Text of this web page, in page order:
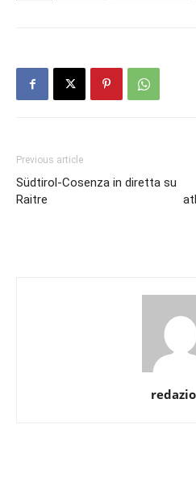
Previous article
Südtirol-Cosenza in diretta su
Raitre